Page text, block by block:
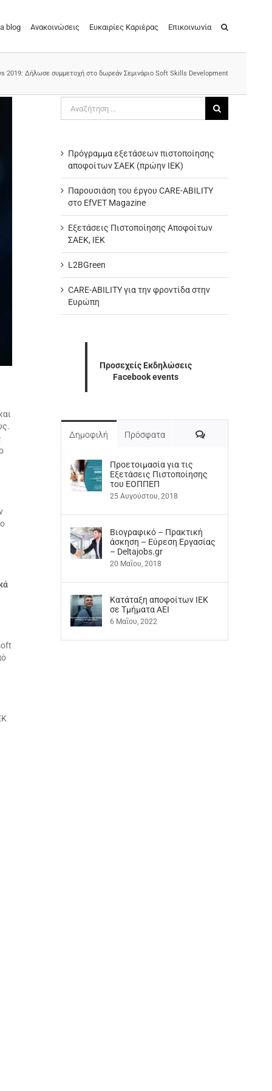
blog Ανακοινώσεις Ευκαιρίες Καριέρας Επικοινωνία
2019: Δήλωσε συμμετοχή στο δωρεάν Σεμινάριο Soft Skills Development
για:
Πρόγραμμα εξετάσεων πιστοποίησης
αποφοίτων ΣΑΕΚ (πρώην ΙΕΚ)
Παρουσιάση του έργου CARE-ABILITY
στο EfVET Magazine
Εξετάσεις Πιστοποίησης Αποφοίτων
ΣΑΕΚ, ΙΕΚ
L2BGreen
CARE-ABILITY για την φροντίδα στην
Ευρώπη
Προσεχείς Εκδηλώσεις
Facebook events
Δημοφιλή Πρόσφατα Σχόλια
Προετοιμασία για τις
Εξετάσεις Πιστοποίησης
του ΕΟΠΠΕΠ
25 Αυγούστου, 2018
Βιογραφικό – Πρακτική
άσκηση – Εύρεση Εργασίας
– Deltajobs.gr
20 Μαΐου, 2018
Kατάταξη αποφοίτων ΙΕΚ
σε Τμήματα ΑΕΙ
6 Μαΐου, 2022